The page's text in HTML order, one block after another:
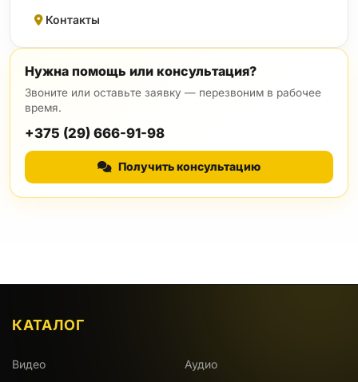
Контакты
Нужна помощь или консультация?
Звоните или оставьте заявку — перезвоним в рабочее
время.
+375 (29) 666-91-98
Получить консультацию
КАТАЛОГ
Видео Аудио